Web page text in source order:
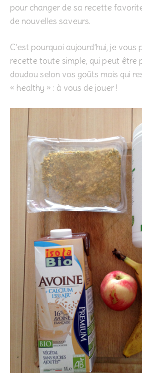
pour changer de sa recette
de nouvelles saveurs.
C’est pourquoi aujourd’hui, je vous
recette toute simple, qui peut être
doudou selon vos goûts mais qui
« healthy » : à vous de jouer !